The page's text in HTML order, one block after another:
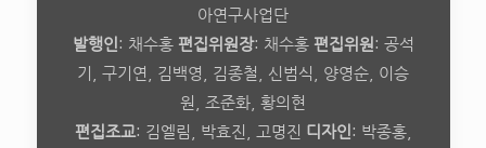
아연구사업단
발행인: 채수홍 편집위원장: 채수홍 편집위원: 공석
기, 구기연, 김백영, 김종철, 신범식, 양영순, 이승
원, 조준화, 황의현
편집조교: 김엘림, 박효진, 고명진 디자인: 박종홍,